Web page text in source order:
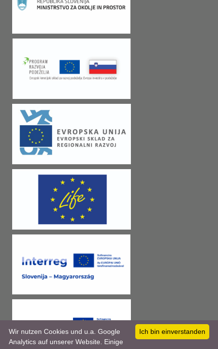
Ich bin einverstanden
Wir nutzen Cookies und u.a. Google
Analytics auf unserer Website. Einige